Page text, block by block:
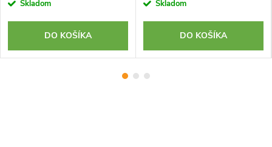
Skladom
DO KOŠÍKA
Skladom
DO KOŠÍKA